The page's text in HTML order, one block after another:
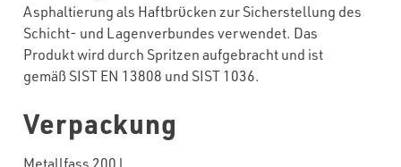
Asphaltierung als Haftbrϋcken zur Sicherstellung des
Schicht- und Lagenverbundes verwendet. Das
Produkt wird durch Spritzen aufgebracht und ist
gemäß SIST EN 13808 und SIST 1036.
Verpackung